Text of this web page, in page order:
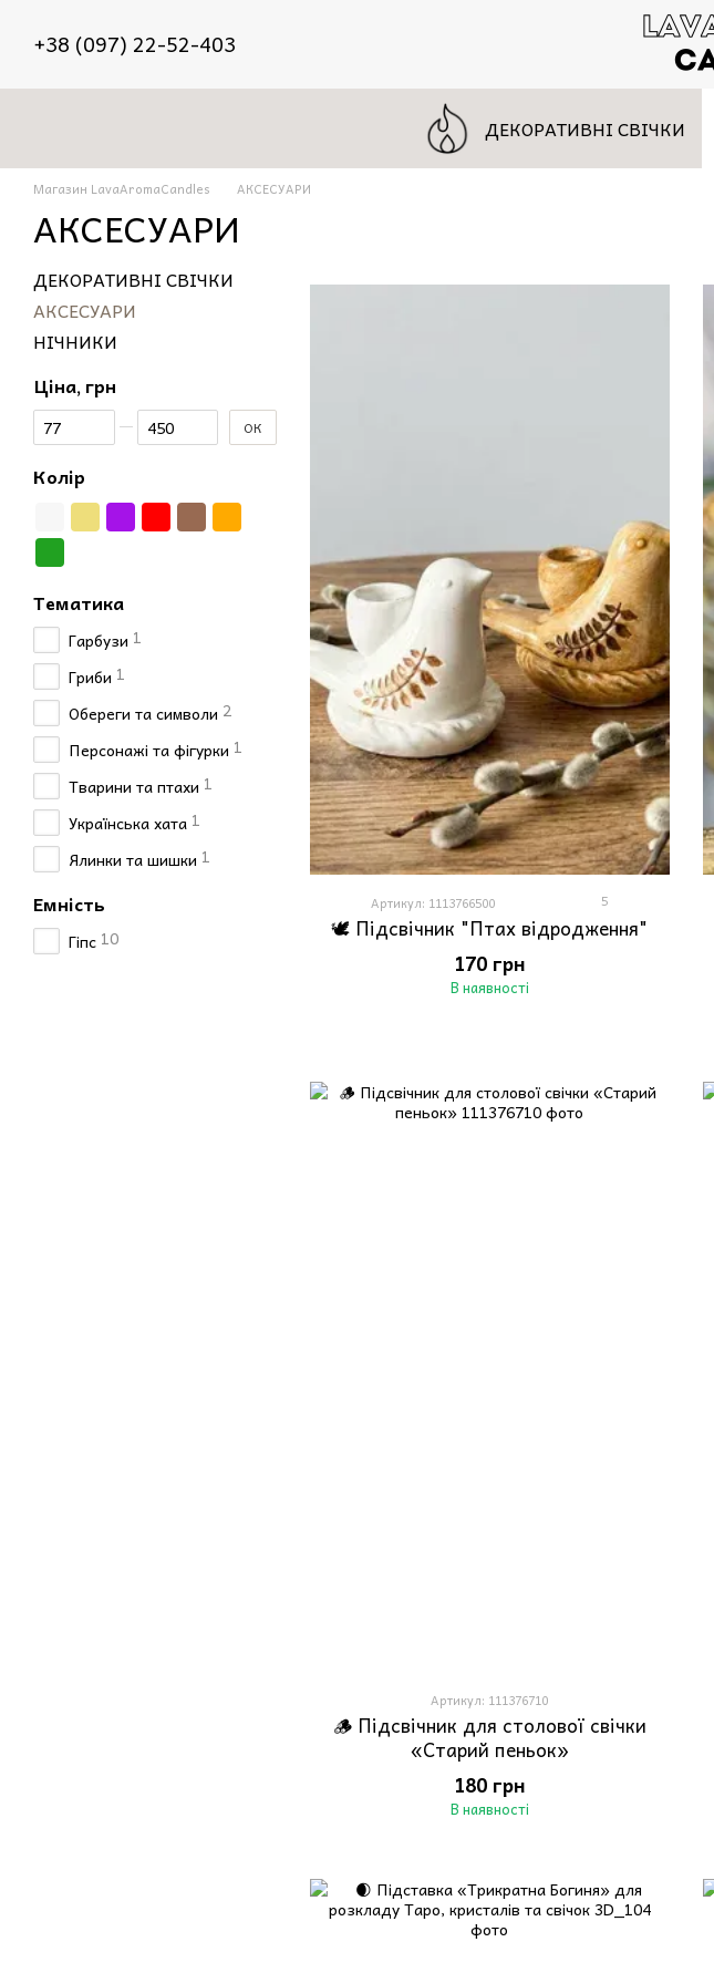
+38 (097) 22-52-403
ДЕКОРАТИВНІ СВІЧКИ
Магазин LavaAromaCandles АКСЕСУАРИ
АКСЕСУАРИ
Артикул: 1113766500 5
🕊️ Підсвічник "Птах відродження"
170 грн
В наявності
Артикул: 111376710
🪵 Підсвічник для столової свічки
«Старий пеньок»
180 грн
В наявності
ДЕКОРАТИВНІ СВІЧКИ
АКСЕСУАРИ
НІЧНИКИ
Ціна, грн
Від Ціна, грн
До Ціна, грн ОК
Колір
Тематика
Гарбузи 1
Гриби 1
Обереги та символи 2
Персонажі та фігурки 1
Тварини та птахи 1
Українська хата 1
Ялинки та шишки 1
Емність
Гіпс 10